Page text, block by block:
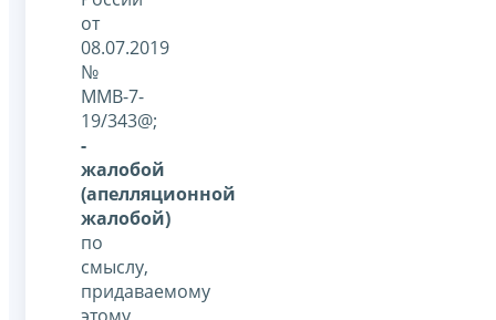
от
08.07.2019
№
ММВ-7-
19/343@;
-
жалобой
(апелляционной
жалобой)
по
смыслу,
придаваемому
этому